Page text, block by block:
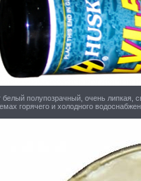
белый полупозрачный, очень липкая,
горячего и холодного